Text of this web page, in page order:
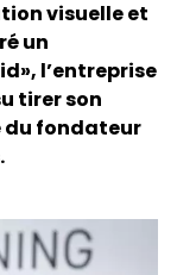
visuelle et
un
l’entreprise
tirer son
du fondateur